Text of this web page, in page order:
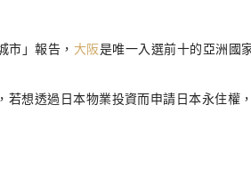
」報告， 大阪是唯一入選前十的亞洲國
，若想透過日本物業投資而申請日本永住權